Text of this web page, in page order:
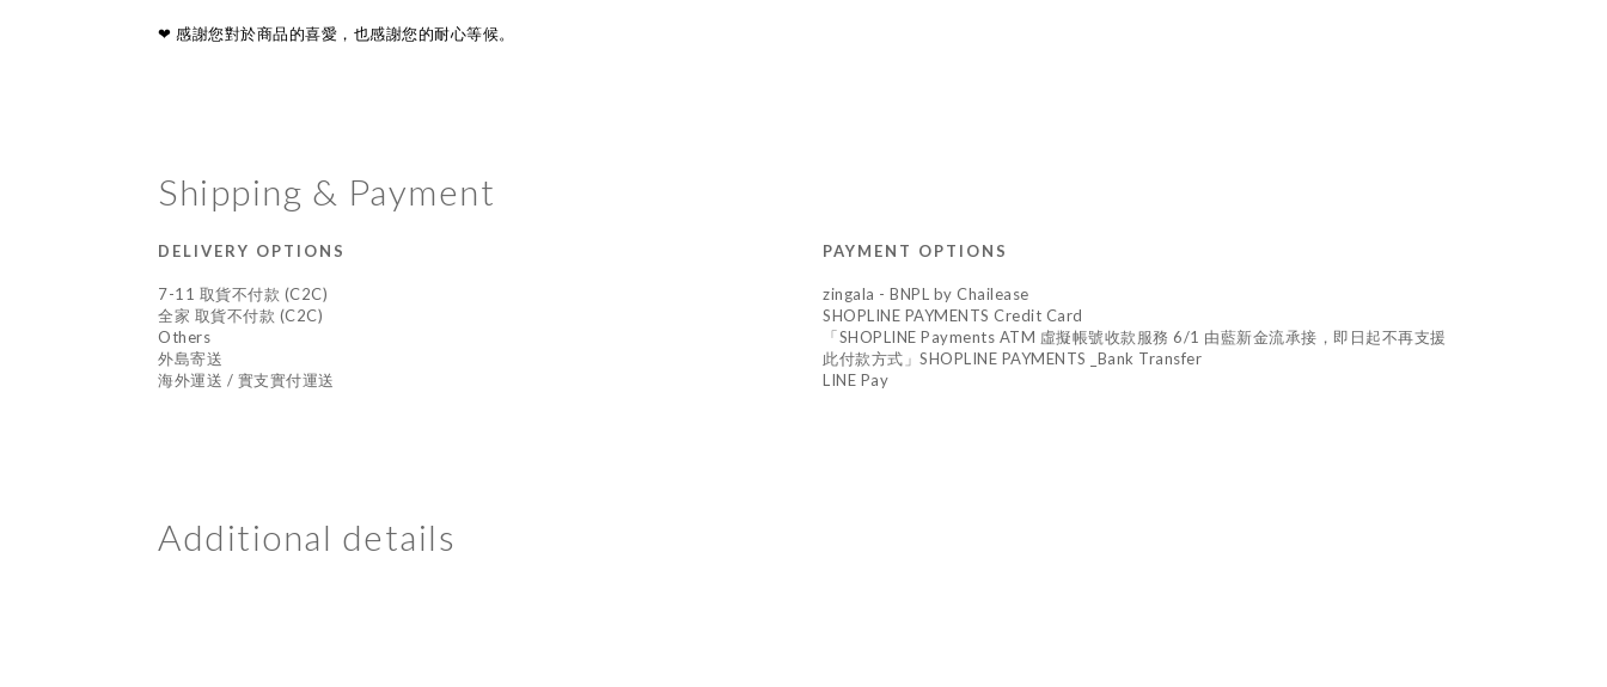
❤︎ 感謝您對於商品的喜愛，也感謝您的耐心等候。
Shipping & Payment
DELIVERY OPTIONS
7-11 取貨不付款 (C2C)
全家 取貨不付款 (C2C)
Others
外島寄送
海外運送 / 實支實付運送
PAYMENT OPTIONS
zingala - BNPL by Chailease
SHOPLINE PAYMENTS Credit Card
「SHOPLINE Payments ATM 虛擬帳號收款服務 6/1 由藍新金流承接，即日起不再支援
此付款方式」SHOPLINE PAYMENTS _Bank Transfer
LINE Pay
Additional details